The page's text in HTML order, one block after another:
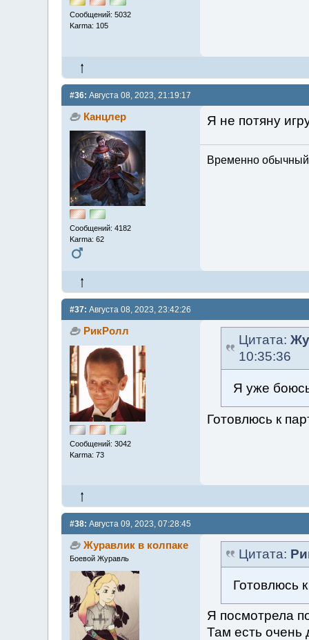
Сообщений: 5032
Karma: 105
#36: Августа 08, 2023, 21:19:17
Канцлер
Сообщений: 4182
Karma: 62
Я не потяну
Временно обычный
#37: Августа 08, 2023, 23:42:26
РикРолл
Сообщений: 3042
Karma: 73
Цитата:
10:35:36
Я уже
Готовлюсь к
#38: Августа 09, 2023, 07:28:45
Журавлик в колпаке
Боевой Журавль Цитата:
Готовлюсь
Я посмотрела
Там есть очень